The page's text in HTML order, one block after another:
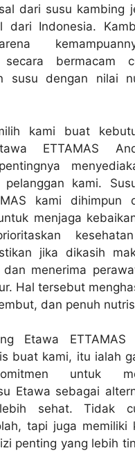
dari susu kambing
dari Indonesia.
secara bermacam
susu dengan nilai
kami buat
ETTAMAS
kami.
kami dihimpun
menjaga
jika dikasih
menerima
Hal tersebut
dan penuh
Etawa
buat kami, itu ialah
untuk
Etawa sebagai
sehat. Tidak
tapi juga memiliki
penting yang lebih